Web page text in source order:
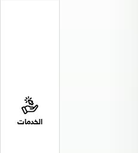
الخدمات